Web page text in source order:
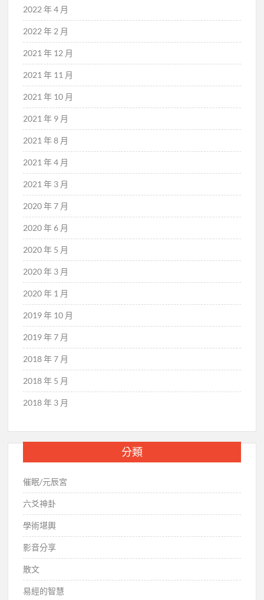
2022 年 4 月
2022 年 2 月
2021 年 12 月
2021 年 11 月
2021 年 10 月
2021 年 9 月
2021 年 8 月
2021 年 4 月
2021 年 3 月
2020 年 7 月
2020 年 6 月
2020 年 5 月
2020 年 3 月
2020 年 1 月
2019 年 10 月
2019 年 7 月
2018 年 7 月
2018 年 5 月
2018 年 3 月
分類
催眠/元辰宮
六爻神卦
學術堪輿
影音分享
散文
易經的智慧